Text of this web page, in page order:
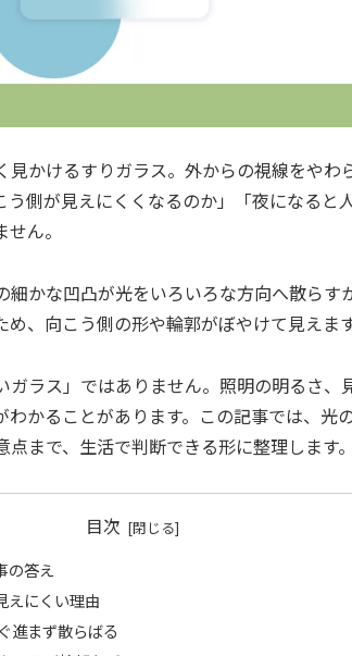
かけるすりガラス。外からの視線をやわ
側が見えにくくなるのか」「夜になると
ん。
かな凹凸が光をいろいろな方向へ散らす
、向こう側の形や輪郭がぼやけて見えます
ラス」ではありません。照明の明るさ、
かることがあります。この記事では、光
まで、生活で判断できる形に整理します。
目次
の答え
えにくい理由
進まず散らばる